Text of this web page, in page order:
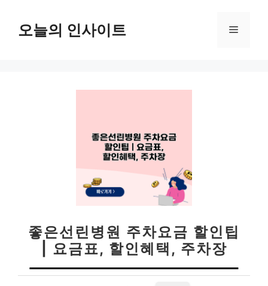
오늘의 인사이트 메
좋은선린병원 주차요금 할인팁
| 요금표, 할인혜택, 주차장